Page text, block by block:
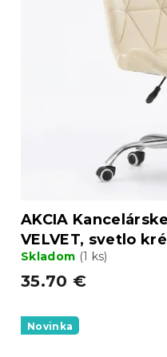
AKCIA
VELVET, svetlo
Skladom (1 ks)
35.70 €
Novinka